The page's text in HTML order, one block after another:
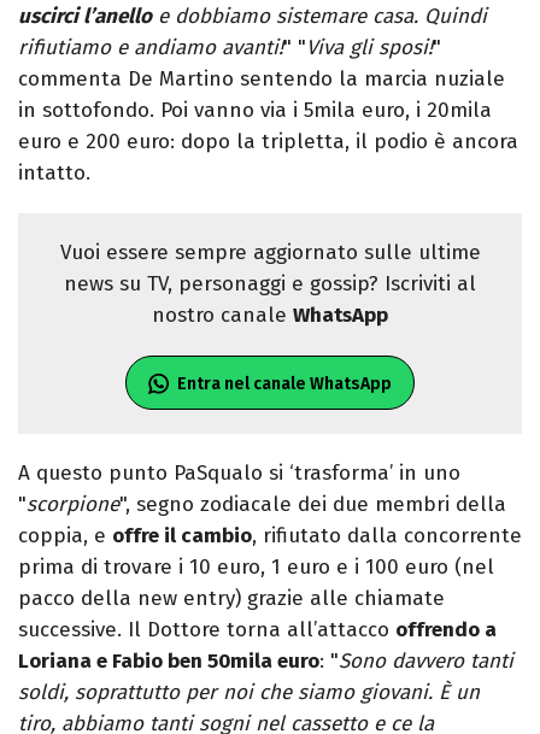
uscirci l’anelloe dobbiamo sistemare casa. Quindi
rifiutiamo e andiamo avanti!" "Viva gli sposi!"
commenta De Martino sentendo la marcia nuziale
in sottofondo. Poi vanno via i 5mila euro, i 20mila
euro e 200 euro: dopo la tripletta, il podio è ancora
intatto.
Vuoi essere sempre aggiornato sulle ultime
news su TV, personaggi e gossip? Iscriviti al
nostro canale WhatsApp
Entra nel canale WhatsApp
A questo punto PaSqualo si ‘trasforma’ in uno
"scorpione", segno zodiacale dei due membri della
coppia, e offre il cambio, rifiutato dalla concorrente
prima di trovare i 10 euro, 1 euro e i 100 euro (nel
pacco della new entry) grazie alle chiamate
successive. Il Dottore torna all’attacco offrendo a
Loriana e Fabio ben 50mila euro: "Sono davvero tanti
soldi, soprattutto per noi che siamo giovani. È un
tiro, abbiamo tanti sogni nel cassetto e ce la